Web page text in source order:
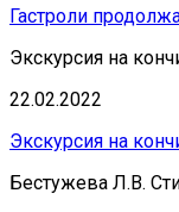
Гастроли
Экскурсия на
22.02.2022
Экскурсия на
Бестужева Л.В.